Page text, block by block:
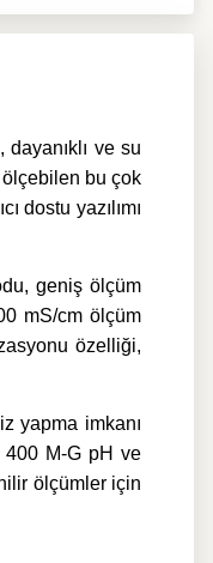
ve su
bu çok
dostu yazılımı
geniş ölçüm
mS/cm ölçüm
özelliği,
yapma imkanı
400 M-G pH ve
ölçümler için